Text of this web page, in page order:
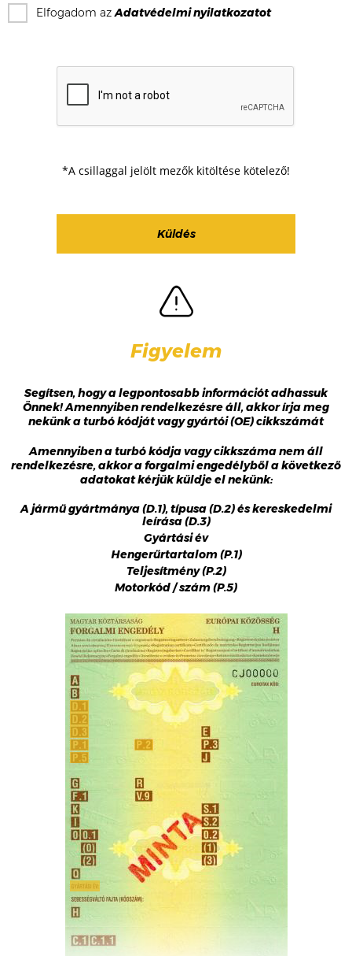
Elfogadom azAdatvédelmi nyilatkozatot
*A csillaggal jelölt mezők kitöltése kötelező!
Figyelem
Segítsen, hogy a legpontosabb információt adhassuk
Önnek! Amennyiben rendelkezésre áll, akkor írja meg
nekünk a turbó kódját vagy gyártói (OE) cikkszámát
Amennyiben a turbó kódja vagy cikkszáma nem áll
rendelkezésre, akkor a forgalmi engedélyből a következő
adatokat kérjük küldje el nekünk:
A jármű gyártmánya (D.1), típusa (D.2) és kereskedelmi
leírása (D.3)
Gyártási év
Hengerűrtartalom (P.1)
Teljesítmény (P.2)
Motorkód / szám (P.5)